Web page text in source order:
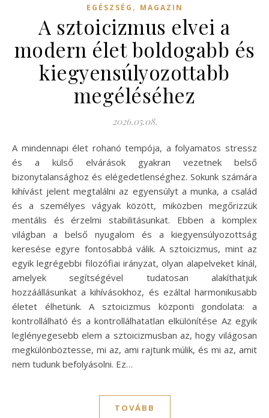
EGÉSZSÉG , MAGAZIN
A sztoicizmus elvei a
modern élet boldogabb és
kiegyensúlyozottabb
megéléséhez
2026.05.08.
A mindennapi élet rohanó tempója, a folyamatos stressz
és a külső elvárások gyakran vezetnek belső
bizonytalansághoz és elégedetlenséghez. Sokunk számára
kihívást jelent megtalálni az egyensúlyt a munka, a család
és a személyes vágyak között, miközben megőrizzük
mentális és érzelmi stabilitásunkat. Ebben a komplex
világban a belső nyugalom és a kiegyensúlyozottság
keresése egyre fontosabbá válik. A sztoicizmus, mint az
egyik legrégebbi filozófiai irányzat, olyan alapelveket kínál,
amelyek segítségével tudatosan alakíthatjuk
hozzáállásunkat a kihívásokhoz, és ezáltal harmonikusabb
életet élhetünk. A sztoicizmus központi gondolata: a
kontrollálható és a kontrollálhatatlan elkülönítése Az egyik
leglényegesebb elem a sztoicizmusban az, hogy világosan
megkülönböztesse, mi az, ami rajtunk múlik, és mi az, amit
nem tudunk befolyásolni. Ez…
TOVÁBB